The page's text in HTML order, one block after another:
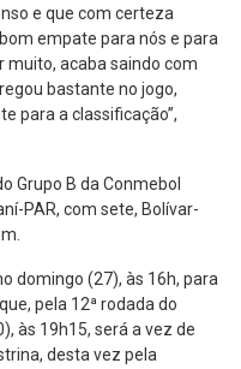
e que com certeza
empate para nós e para
muito, acaba saindo com
bastante no jogo,
para a classificação”,
Grupo B da Conmebol
PAR, com sete, Bolívar-
domingo (27), às 16h, para
pela 12ª rodada do
às 19h15, será a vez de
desta vez pela